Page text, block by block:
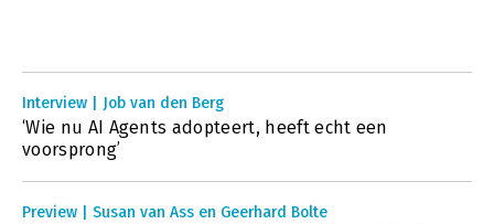
Interview | Job van den Berg
‘Wie nu AI Agents adopteert, heeft echt een
voorsprong’
Preview | Susan van Ass en Geerhard Bolte